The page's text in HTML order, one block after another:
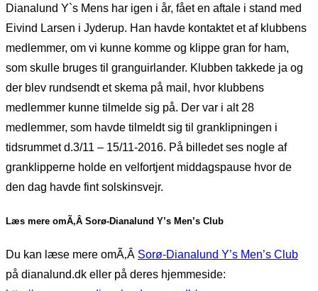
Dianalund Y`s Mens har igen i år, fået en aftale i stand med
Eivind Larsen i Jyderup. Han havde kontaktet et af klubbens
medlemmer, om vi kunne komme og klippe gran for ham,
som skulle bruges til granguirlander. Klubben takkede ja og
der blev rundsendt et skema på mail, hvor klubbens
medlemmer kunne tilmelde sig på. Der var i alt 28
medlemmer, som havde tilmeldt sig til granklipningen i
tidsrummet d.3/11 – 15/11-2016. På billedet ses nogle af
granklipperne holde en velfortjent middagspause hvor de
den dag havde fint solskinsvejr.
Læs mere omÃ‚Â Sorø-Dianalund Y’s Men’s Club
Du kan læse mere omÃ‚Â Sorø-Dianalund Y’s Men’s Club
på dianalund.dk eller på deres hjemmeside: